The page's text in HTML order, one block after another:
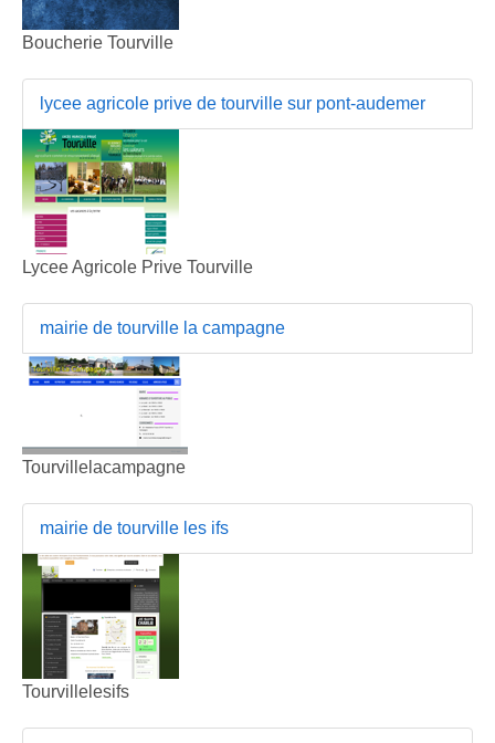
Boucherie Tourville
lycee agricole prive de tourville sur pont-audemer
Lycee Agricole Prive Tourville
mairie de tourville la campagne
Tourvillelacampagne
mairie de tourville les ifs
Tourvillelesifs